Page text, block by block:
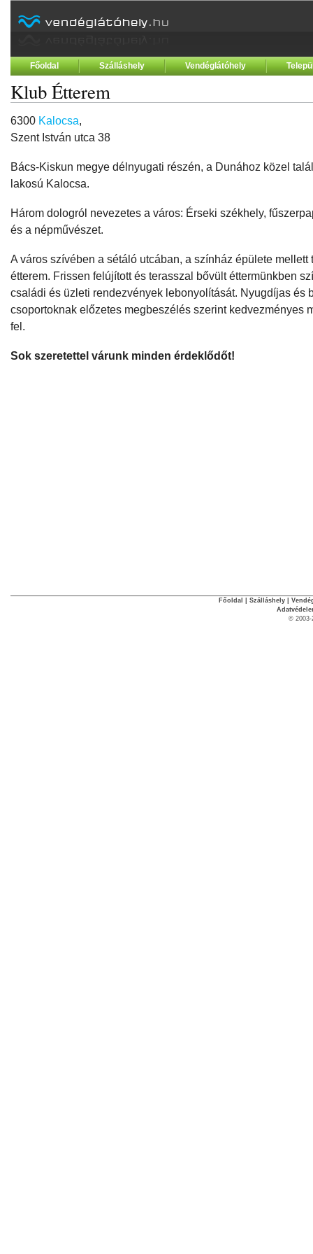
Főoldal Szálláshely Vendéglátóhely
Klub Étterem
6300 Kalocsa,
Szent István utca 38
Bács-Kiskun megye délnyugati részén, a Dunához közel
lakosú Kalocsa.
Három dologról nevezetes a város: Érseki székhely,
és a népművészet.
A város szívében a sétáló utcában, a színház épülete mellett
étterem. Frissen felújított és terasszal bővült éttermünkben
családi és üzleti rendezvények lebonyolítását. Nyugdíjas és
csoportoknak előzetes megbeszélés szerint kedvezményes
fel.
Sok szeretettel várunk minden érdeklődőt!
Főoldal Szálláshely
© 2003-